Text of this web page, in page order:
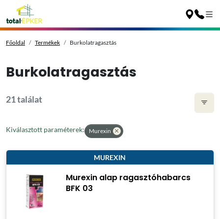
Főoldal Termékek Burkolatragasztás
Burkolatragasztás
21 találat
Kiválasztott paraméterek: Murexin
MUREXIN
Murexin alap ragasztóhabarcs
BFK 03